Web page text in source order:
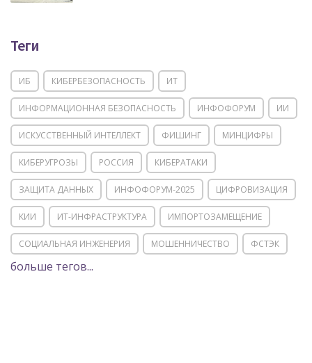
Теги
ИБ КИБЕРБЕЗОПАСНОСТЬ ИТ
ИНФОРМАЦИОННАЯ БЕЗОПАСНОСТЬ ИНФОФОРУМ ИИ
ИСКУССТВЕННЫЙ ИНТЕЛЛЕКТ ФИШИНГ МИНЦИФРЫ
КИБЕРУГРОЗЫ РОССИЯ КИБЕРАТАКИ
ЗАЩИТА ДАННЫХ ИНФОФОРУМ-2025 ЦИФРОВИЗАЦИЯ
КИИ ИТ-ИНФРАСТРУКТУРА ИМПОРТОЗАМЕЩЕНИЕ
СОЦИАЛЬНАЯ ИНЖЕНЕРИЯ МОШЕННИЧЕСТВО ФСТЭК
POSITIVE TECHNOLOGIES
больше тегов...